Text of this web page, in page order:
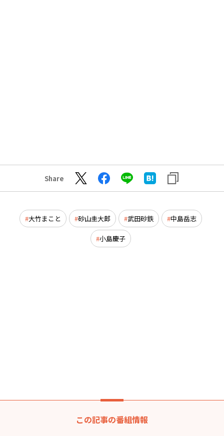
Share
大竹まこと 砂山圭大郎 武田砂鉄 中島岳志
小島慶子
この記事の番組情報